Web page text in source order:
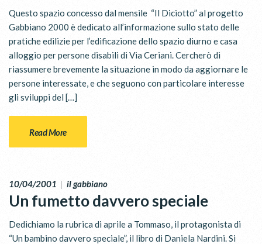
Questo spazio concesso dal mensile “Il Diciotto” al progetto
Gabbiano 2000 è dedicato all’informazione sullo stato delle
pratiche edilizie per l’edificazione dello spazio diurno e casa
alloggio per persone disabili di Via Ceriani. Cercherò di
riassumere brevemente la situazione in modo da aggiornare le
persone interessate, e che seguono con particolare interesse
gli sviluppi del […]
Read More
10/04/2001 | il gabbiano
Un fumetto davvero speciale
Dedichiamo la rubrica di aprile a Tommaso, il protagonista di
“Un bambino davvero speciale”, il libro di Daniela Nardini. Si